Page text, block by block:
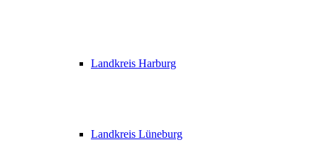
Landkreis Harburg
Landkreis Lüneburg